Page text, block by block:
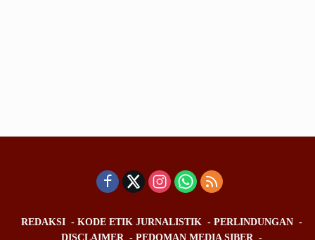
REDAKSI KODE ETIK JURNALISTIK
PERLINDUNGAN
DISCLAIMER
PEDOMAN MEDIA SIBER